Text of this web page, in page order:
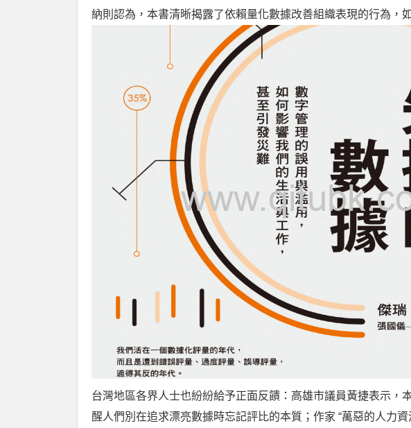
納則認為，本書清晰揭露了依賴量化數據改善組織表現的行為，
台灣地區各界人士也紛紛給予正面反饋：高雄市議員黃捷表示，
醒人們別在追求漂亮數據時忘記評比的本質；作家 “萬惡的人力